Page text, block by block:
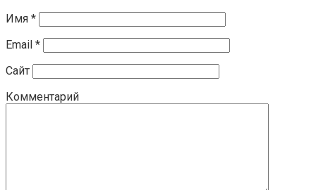
Имя *
Email *
Сайт
Комментарий